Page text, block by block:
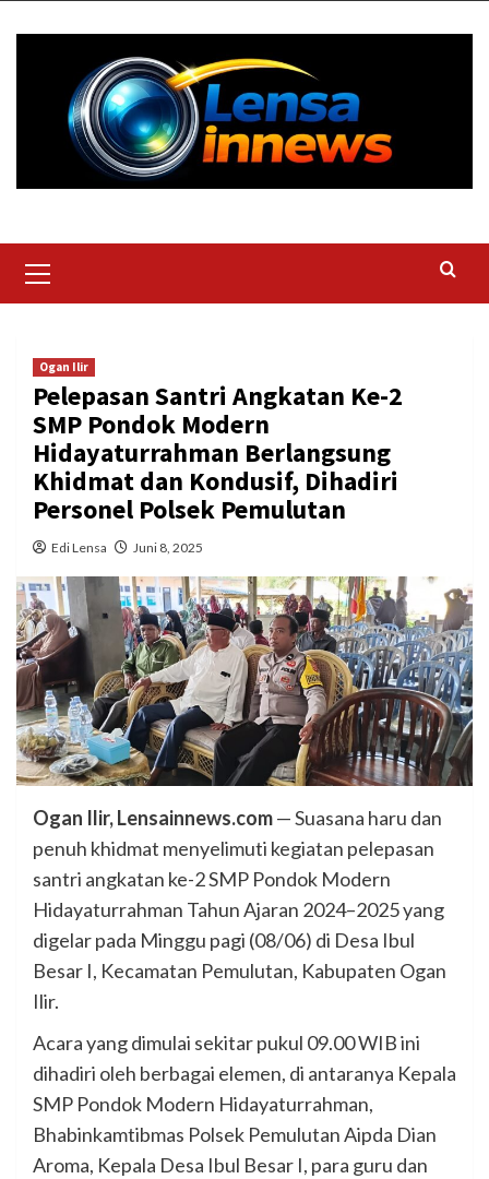
Menu
Ogan Ilir
Pelepasan Santri Angkatan Ke-2
SMP Pondok Modern
Hidayaturrahman Berlangsung
Khidmat dan Kondusif, Dihadiri
Personel Polsek Pemulutan
Edi Lensa Juni 8, 2025
Ogan Ilir, Lensainnews.com— Suasana haru dan
penuh khidmat menyelimuti kegiatan pelepasan
santri angkatan ke-2 SMP Pondok Modern
Hidayaturrahman Tahun Ajaran 2024–2025 yang
digelar pada Minggu pagi (08/06) di Desa Ibul
Besar I, Kecamatan Pemulutan, Kabupaten Ogan
Ilir.
Acara yang dimulai sekitar pukul 09.00 WIB ini
dihadiri oleh berbagai elemen, di antaranya Kepala
SMP Pondok Modern Hidayaturrahman,
Bhabinkamtibmas Polsek Pemulutan Aipda Dian
Aroma, Kepala Desa Ibul Besar I, para guru dan